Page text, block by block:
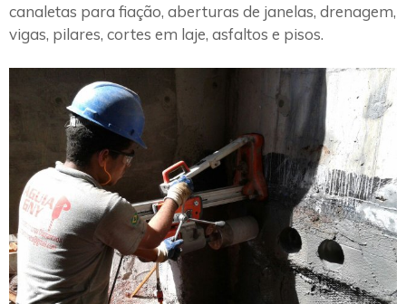
canaletas para fiação, aberturas de janelas, drenagem,
vigas, pilares, cortes em laje, asfaltos e pisos.